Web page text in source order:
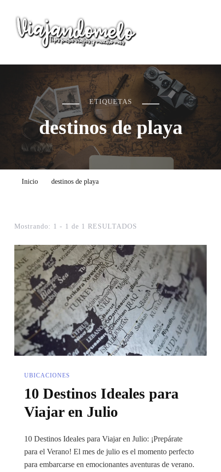
Viajandomelo
Todo lo que necesitas saber en tu próximo viaje
ETIQUETAS
destinos de playa
Inicio destinos de playa
Mostrando: 1 - 1 de 1 RESULTADOS
UBICACIONES
10 Destinos Ideales para
Viajar en Julio
10 Destinos Ideales para Viajar en Julio: ¡Prepárate
para el Verano! El mes de julio es el momento perfecto
para embarcarse en emocionantes aventuras de verano.